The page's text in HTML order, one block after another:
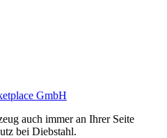
GmbH
auch immer an Ihrer Seite
bei Diebstahl.